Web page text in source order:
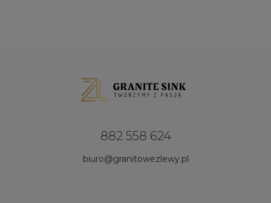
882 558 624
biuro@granitowezlewy.pl